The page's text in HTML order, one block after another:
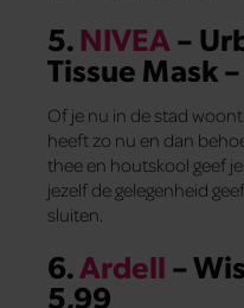
5. NIVEA –
Tissue Mask
Of je nu in de stad
heeft zo nu en dan
thee en houtskool geef
jezelf de gelegenheid
sluiten.
6.Ardell –
5,99